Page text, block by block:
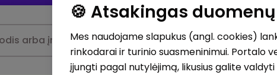
Darbo vieta
🍪 Atsakingas
Mes naudojame slapukus (angl. cookies)
rinkodarai ir turinio suasmeninimui. Portalo
įjungti pagal nutylėjimą, likusius galite